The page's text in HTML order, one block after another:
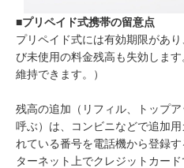
■プリペイド式携帯の留意点
プリペイド式には有効期限があ
び未使用の料金残高も失効しま
維持できます。）
残高の追加（リフィル、トップ
呼ぶ）は、コンビニなどで追加
れている番号を電話機から登録
ターネット上でクレジットカー